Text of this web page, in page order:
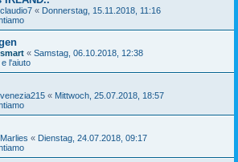
claudio7 « Donnerstag, 15.11.2018, 11:16
smart « Samstag, 06.10.2018, 12:38
l'aiuto
venezia215 « Mittwoch, 25.07.2018, 18:57
Marlies « Dienstag, 24.07.2018, 09:17